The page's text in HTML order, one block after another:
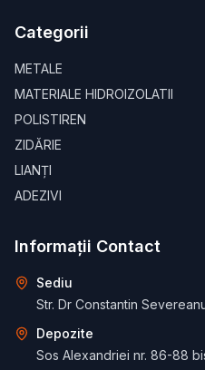
Categorii
METALE
MATERIALE HIDROIZOLATII
POLISTIREN
ZIDĂRIE
LIANȚI
ADEZIVI
Informații Contact
Sediu
Str. Dr Constantin
Depozite
Sos Alexandriei nr. 86-88